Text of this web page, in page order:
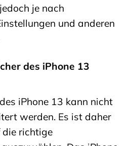
je nach
und anderen
des iPhone 13
iPhone 13 kann nicht
werden. Es ist daher
richtige